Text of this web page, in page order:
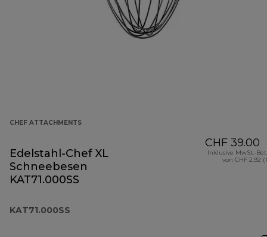
CHEF ATTACHMENTS
Edelstahl-Chef XL
Schneebesen
KAT71.000SS
KAT71.000SS
CHF 39.00
Inklusive MwSt.-
von CHF 2.92 (